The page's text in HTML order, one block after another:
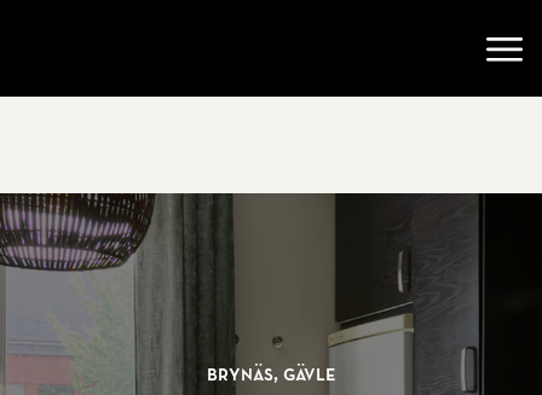
Brynäs, Gävle